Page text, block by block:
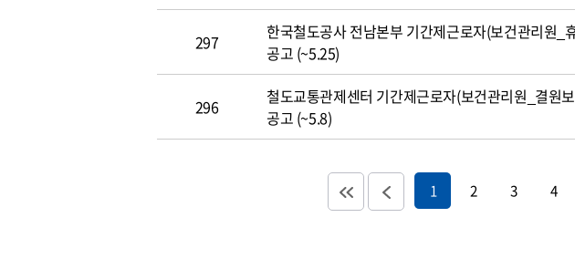
297
한국철도공사 전남본부 기간제근로자(보건관리원_
공고 (~5.25)
296
철도교통관제센터 기간제근로자(보건관리원_결원
공고 (~5.8)
1 2 3 4